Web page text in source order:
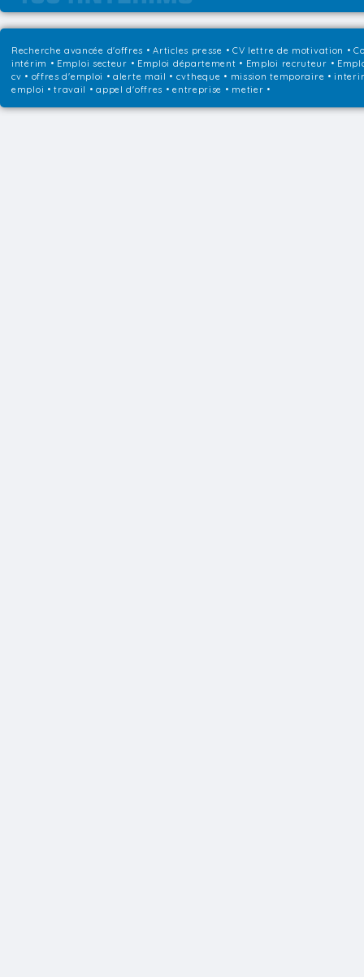
Recherche avancée d'offres •Articles presse • CV lettre de motivation •
intérim • Emploi secteur • Emploi département • Emploi recruteur •
cv • offres d'emploi • alerte mail • cvtheque • mission temporaire •
emploi • travail • appel d'offres • entreprise • metier •